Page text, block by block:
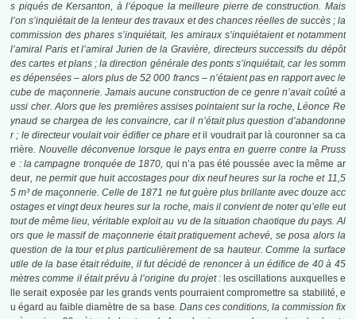
s piqués de Kersanton, à l’époque la meilleure pierre de construction. Mais
l’on s’inquiétait de la lenteur des travaux et des chances réelles de succès ; la
commission des phares s’inquiétait, les amiraux s’inquiétaient et notamment
l’amiral Paris et l’amiral Jurien de la Gravière, directeurs successifs du dépôt
des cartes et plans ; la direction générale des ponts s’inquiétait, car les somm
es dépensées – alors plus de 52 000 francs – n’étaient pas en rapport avec le
cube de maçonnerie. Jamais aucune construction de ce genre n’avait coûté a
ussi cher. Alors que les premières assises pointaient sur la roche, Léonce Re
ynaud se chargea de les convaincre, car il n’était plus question d’abandonne
r ; le directeur voulait voir édifier ce phare etil voudrait par là couronner sa ca
rrière. Nouvelle déconvenue lorsque le pays entra en guerre contre la Pruss
e : la campagne tronquée de 1870, qui n’a pas été poussée avec la même ar
deur, ne permit que huit accostages pour dix neuf heures sur la roche et 11,5
5 m³ de maçonnerie. Celle de 1871 ne fut guère plus brillante avec douze acc
ostages et vingt deux heures sur la roche, mais il convient de noter qu’elle eut
tout de même lieu, véritable exploit au vu de la situation chaotique du pays. Al
ors que le massif de maçonnerie était pratiquement achevé, se posa alors la
question de la tour et plus particulièrement de sa hauteur. Comme la surface
utile de la base était réduite, il fut décidé de renoncer à un édifice de 40 à 45
mètres comme il était prévu à l’origine du projet : les oscillations auxquelles e
lle serait exposée par les grands vents pourraient compromettre sa stabilité, e
u égard au faible diamètre de sa base. Dans ces conditions, la commission fix